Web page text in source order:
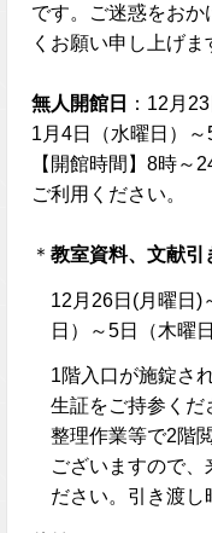
です。ご迷惑をおか
くお願い申し上げま
無人開館日
：12月
1月4日（水曜日）～
【開館時間】8時～
ご利用ください。
＊ 教室資料、文献引
12月26日(月曜日)
日）～5日（木曜日
1階入口が施錠さ
生証をご持参くだ
整理作業等で2階
ございますので、
ださい。引き渡し